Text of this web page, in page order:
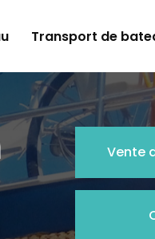
Transport de
Vente